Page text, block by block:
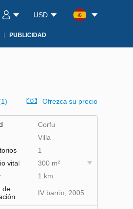
USD
PUBLICIDAD
Ofrezca su precio
Corfu
Villa
1
vital
300 m²
1 km
de
IV barrio, 2005